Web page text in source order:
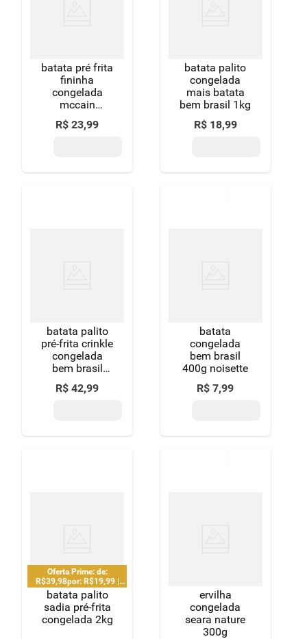
batata pré frita
fininha
congelada
mccain
clássicas
embalagem
R$ 23,99
batata palito
congelada
mais batata
bem brasil 1kg
R$ 18,99
batata palito
pré-frita crinkle
congelada
bem brasil
pacote 2kg
R$ 42,99
batata
congelada
bem brasil
400g noisette
R$ 7,99
Oferta Prime: de:
R$39,98por: R$19,99 |
Limitado a 3 unidades e 1
pedido por CPF
batata palito
sadia pré-frita
congelada 2kg
ervilha
congelada
seara nature
300g